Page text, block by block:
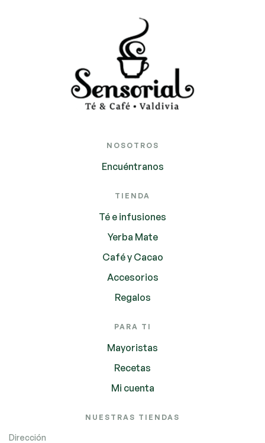
NOSOTROS
Encuéntranos
TIENDA
Té e infusiones
Yerba Mate
Café y Cacao
Accesorios
Regalos
PARA TI
Mayoristas
Recetas
Mi cuenta
NUESTRAS TIENDAS
Dirección